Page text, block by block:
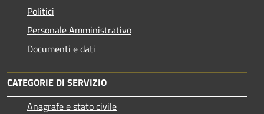
Politici
Personale Amministrativo
Documenti e dati
CATEGORIE DI SERVIZIO
Anagrafe e stato civile